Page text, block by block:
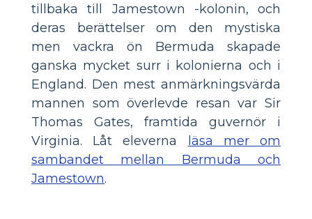
tillbaka till Jamestown -kolonin, och
deras berättelser om den mystiska
men vackra ön Bermuda skapade
ganska mycket surr i kolonierna och i
England. Den mest anmärkningsvärda
mannen som överlevde resan var Sir
Thomas Gates, framtida guvernör i
Virginia. Låt eleverna
läsa mer om
sambandet mellan Bermuda och
Jamestown.